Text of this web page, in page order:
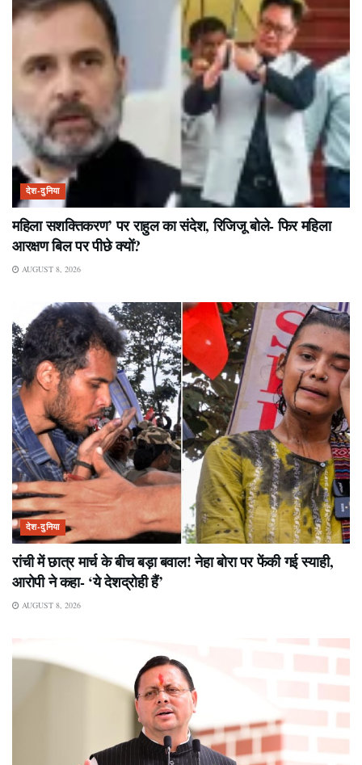
देश-दुनिया
महिला सशक्तिकरण’ पर राहुल का संदेश, रिजिजू बोले- फिर महिला
आरक्षण बिल पर पीछे क्यों?
AUGUST 8, 2026
देश-दुनिया
रांची में छात्र मार्च के बीच बड़ा बवाल! नेहा बोरा पर फेंकी गई स्याही,
आरोपी ने कहा- ‘ये देशद्रोही हैं’
AUGUST 8, 2026